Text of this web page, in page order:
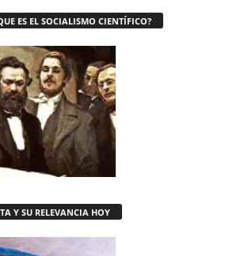
ES EL SOCIALISMO CIENTÍFICO?
Y SU RELEVANCIA HOY